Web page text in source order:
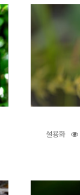
설용화